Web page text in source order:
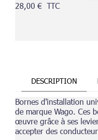
28,00 € TTC
DESCRIPTION
Bornes d'installation
de marque Wago. Ces
œuvre grâce à ses
accepter des